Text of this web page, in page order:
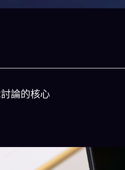
論的核心